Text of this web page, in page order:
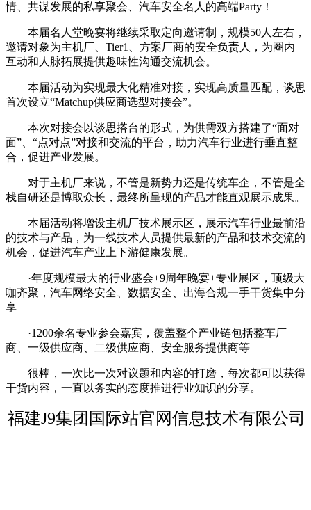
情、共谋发展的私享聚会、汽车安全名人的高端Party！
本届名人堂晚宴将继续采取定向邀请制，规模50人左右，
邀请对象为主机厂、Tier1、方案厂商的安全负责人，为圈内
互动和人脉拓展提供趣味性沟通交流机会。
本届活动为实现最大化精准对接，实现高质量匹配，谈思
首次设立“Matchup供应商选型对接会”。
本次对接会以谈思搭台的形式，为供需双方搭建了“面对
面”、“点对点”对接和交流的平台，助力汽车行业进行垂直整
合，促进产业发展。
对于主机厂来说，不管是新势力还是传统车企，不管是全
栈自研还是博取众长，最终所呈现的产品才能直观展示成果。
本届活动将增设主机厂技术展示区，展示汽车行业最前沿
的技术与产品，为一线技术人员提供最新的产品和技术交流的
机会，促进汽车产业上下游健康发展。
·年度规模最大的行业盛会+9周年晚宴+专业展区，顶级大
咖齐聚，汽车网络安全、数据安全、出海合规一手干货集中分
享
·1200余名专业参会嘉宾，覆盖整个产业链包括整车厂
商、一级供应商、二级供应商、安全服务提供商等
很棒，一次比一次对议题和内容的打磨，每次都可以获得
干货内容，一直以务实的态度推进行业知识的分享。
福建J9集团国际站官网信息技术有限公司